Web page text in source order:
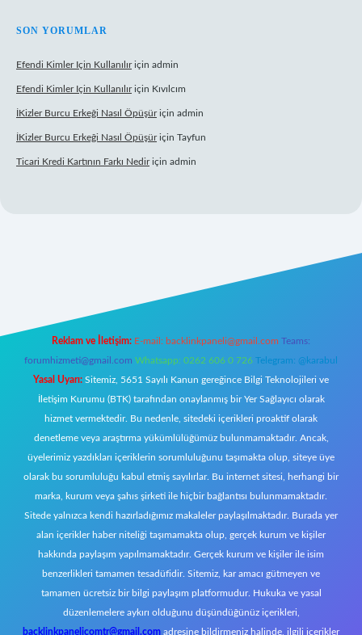
SON YORUMLAR
Efendi Kimler Için Kullanılıriçin admin
Efendi Kimler Için Kullanılıriçin Kıvılcım
İKizler Burcu Erkeği Nasıl Öpüşüriçin admin
İKizler Burcu Erkeği Nasıl Öpüşüriçin Tayfun
Ticari Kredi Kartının Farkı Nediriçin admin
Reklam ve İletişim: E-mail: backlinkpaneli@gmail.com Teams:
forumhizmeti@gmail.com Whatsapp: 0262 606 0 726 Telegram: @karabul
Yasal Uyarı: Sitemiz, 5651 Sayılı Kanun gereğince Bilgi Teknolojileri ve
İletişim Kurumu (BTK) tarafından onaylanmış bir Yer Sağlayıcı olarak
hizmet vermektedir. Bu nedenle, sitedeki içerikleri proaktif olarak
denetleme veya araştırma yükümlülüğümüz bulunmamaktadır. Ancak,
üyelerimiz yazdıkları içeriklerin sorumluluğunu taşımakta olup, siteye üye
olarak bu sorumluluğu kabul etmiş sayılırlar. Bu internet sitesi, herhangi bir
marka, kurum veya şahıs şirketi ile hiçbir bağlantısı bulunmamaktadır.
Sitede yalnızca kendi hazırladığımız makaleler paylaşılmaktadır. Burada yer
alan içerikler haber niteliği taşımamakta olup, gerçek kurum ve kişiler
hakkında paylaşım yapılmamaktadır. Gerçek kurum ve kişiler ile isim
benzerlikleri tamamen tesadüfidir. Sitemiz, kar amacı gütmeyen ve
tamamen ücretsiz bir bilgi paylaşım platformudur. Hukuka ve yasal
düzenlemelere aykırı olduğunu düşündüğünüz içerikleri,
backlinkpanelicomtr@gmail.com adresine bildirmeniz halinde, ilgili içerikler